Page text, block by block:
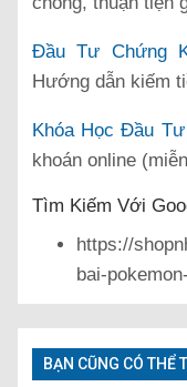
Đầu Tư Chứng
Hướng dẫn kiếm
Khóa Học Đầu
khoán online
Tìm Kiếm Với
https://
bai-
BẠN CŨNG CÓ THỂ